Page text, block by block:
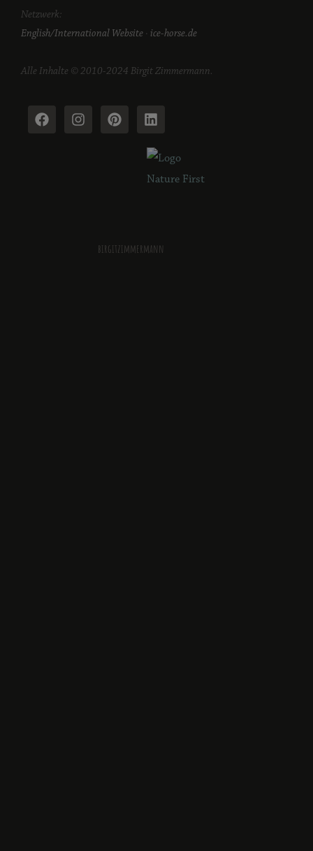
Netzwerk:
English/International Website · ice-horse.de
Alle Inhalte © 2010-2024 Birgit Zimmermann.
birgitzimmermann